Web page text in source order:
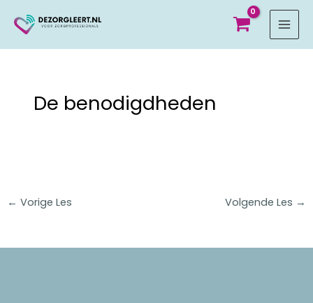
De benodigdheden
← Vorige Les Volgende Les →